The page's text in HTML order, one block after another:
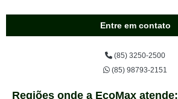
Entre em contato
(85) 3250-2500
(85) 98793-2151
Regiões onde a EcoMax atende: